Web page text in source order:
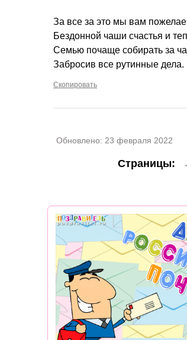
За все за это мы вам
Бездонной чаши счастья и
Семью почаще собирать за
Забросив все рутинные дела.
Скопировать
Обновлено: 23 февраля 2022
Страницы: